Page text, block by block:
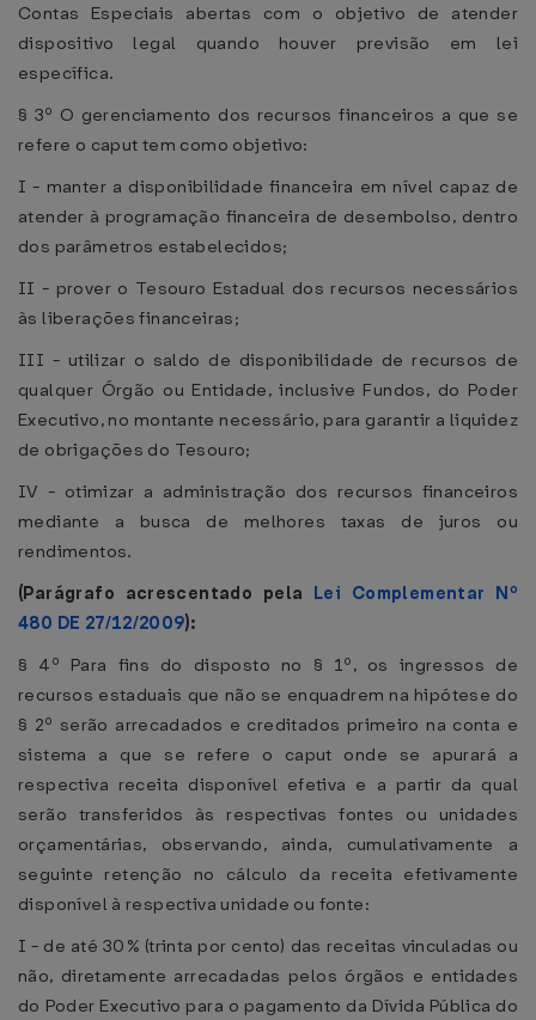
Contas Especiais abertas com o objetivo de atender
dispositivo legal quando houver previsão em lei
específica.
§ 3º O gerenciamento dos recursos financeiros a que se
refere o caput tem como objetivo:
I - manter a disponibilidade financeira em nível capaz de
atender à programação financeira de desembolso, dentro
dos parâmetros estabelecidos;
II - prover o Tesouro Estadual dos recursos necessários
às liberações financeiras;
III - utilizar o saldo de disponibilidade de recursos de
qualquer Órgão ou Entidade, inclusive Fundos, do Poder
Executivo, no montante necessário, para garantir a liquidez
de obrigações do Tesouro;
IV - otimizar a administração dos recursos financeiros
mediante a busca de melhores taxas de juros ou
rendimentos.
(Parágrafo acrescentado pela Lei Complementar Nº
480 DE 27/12/2009):
§ 4º Para fins do disposto no § 1º, os ingressos de
recursos estaduais que não se enquadrem na hipótese do
§ 2º serão arrecadados e creditados primeiro na conta e
sistema a que se refere o caput onde se apurará a
respectiva receita disponível efetiva e a partir da qual
serão transferidos às respectivas fontes ou unidades
orçamentárias, observando, ainda, cumulativamente a
seguinte retenção no cálculo da receita efetivamente
disponível à respectiva unidade ou fonte:
I - de até 30% (trinta por cento) das receitas vinculadas ou
não, diretamente arrecadadas pelos órgãos e entidades
do Poder Executivo para o pagamento da Dívida Pública do